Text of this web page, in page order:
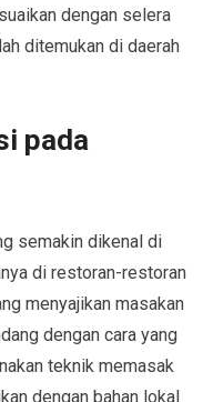
dengan selera
ditemukan di daerah
pada
semakin dikenal di
di restoran-restoran
menyajikan masakan
dengan cara yang
teknik memasak
dengan bahan lokal